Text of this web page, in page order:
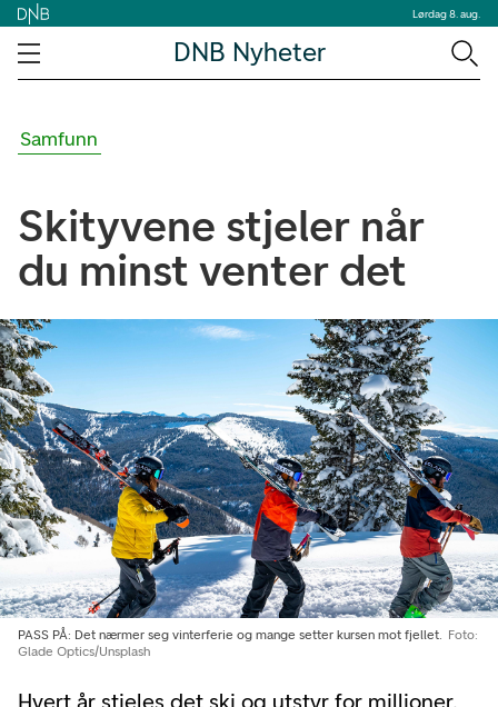
Lørdag 8. aug.
DNB Nyheter
Samfunn
Skityvene stjeler når
du minst venter det
Hvert år stjeles det ski og utstyr for millioner.
PASS PÅ: Det nærmer seg vinterferie og mange setter kursen mot fjellet.
Foto:
Glade Optics/Unsplash